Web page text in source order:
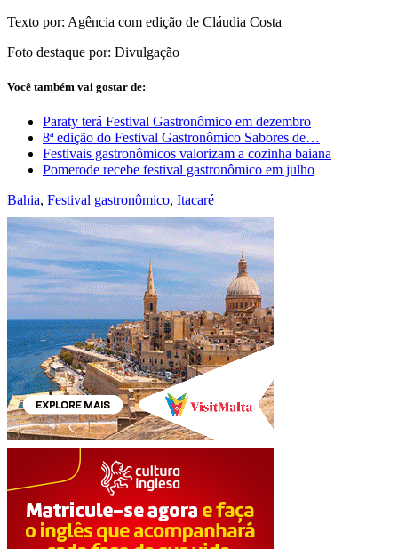
Texto por: Agência com edição de Cláudia Costa
Foto destaque por: Divulgação
Você também vai gostar de:
Paraty terá Festival Gastronômico em dezembro
8ª edição do Festival Gastronômico Sabores de…
Festivais gastronômicos valorizam a cozinha baiana
Pomerode recebe festival gastronômico em julho
Bahia, Festival gastronômico, Itacaré